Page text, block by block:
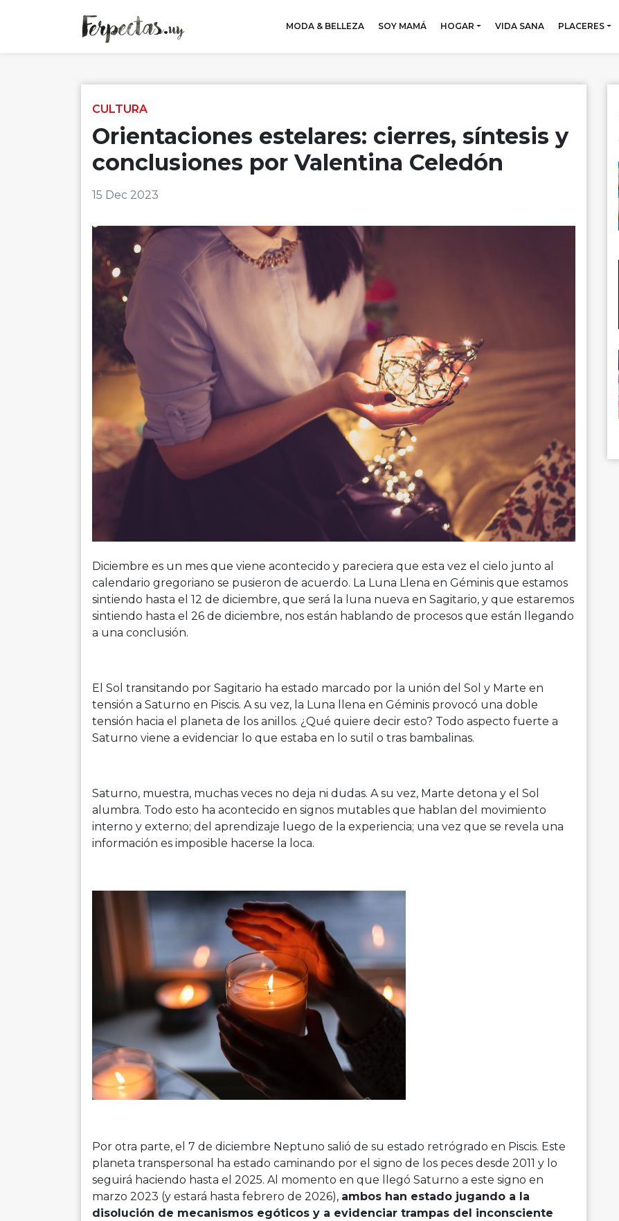
MODA & BELLEZA SOY MAMÁ HOGAR VIDA SANA PLACERES
CULTURA
Orientaciones estelares: cierres, síntesis y
conclusiones por Valentina Celedón
15 Dec 2023
Diciembre es un mes que viene acontecido y pareciera que esta vez el cielo junto al
calendario gregoriano se pusieron de acuerdo. La Luna Llena en Géminis que estamos
sintiendo hasta el 12 de diciembre, que será la luna nueva en Sagitario, y que estaremos
sintiendo hasta el 26 de diciembre, nos están hablando de procesos que están llegando
a una conclusión.
El Sol transitando por Sagitario ha estado marcado por la unión del Sol y Marte en
tensión a Saturno en Piscis. A su vez, la Luna llena en Géminis provocó una doble
tensión hacia el planeta de los anillos. ¿Qué quiere decir esto? Todo aspecto fuerte a
Saturno viene a evidenciar lo que estaba en lo sutil o tras bambalinas.
Saturno, muestra, muchas veces no deja ni dudas. A su vez, Marte detona y el Sol
alumbra. Todo esto ha acontecido en signos mutables que hablan del movimiento
interno y externo; del aprendizaje luego de la experiencia; una vez que se revela una
información es imposible hacerse la loca.
Por otra parte, el 7 de diciembre Neptuno salió de su estado retrógrado en Piscis. Este
planeta transpersonal ha estado caminando por el signo de los peces desde 2011 y lo
seguirá haciendo hasta el 2025. Al momento en que llegó Saturno a este signo en
marzo 2023 (y estará hasta febrero de 2026), ambos han estado jugando a la
disolución de mecanismos egóticos y a evidenciar trampas del inconsciente